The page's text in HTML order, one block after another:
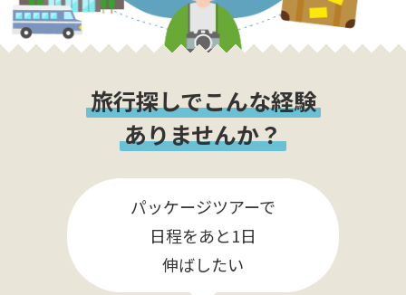
旅行探しでこんな経験
ありませんか？
パッケージツアーで
日程をあと1日
伸ばしたい